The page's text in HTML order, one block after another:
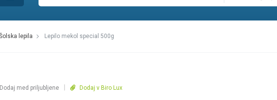
šolska lepila lepilo mekol special 500g
Dodaj med priljubljene Dodaj v Biro Lux